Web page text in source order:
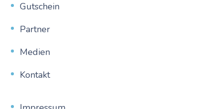
Gutschein
Partner
Medien
Kontakt